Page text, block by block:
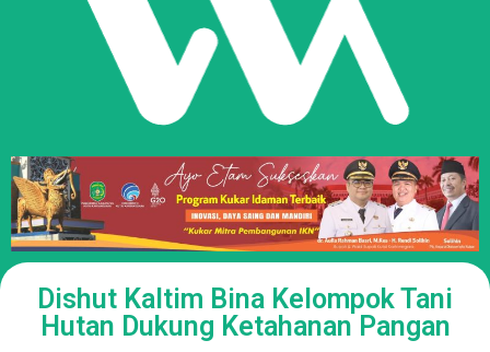
Dishut Kaltim Bina Kelompok Tani
Hutan Dukung Ketahanan Pangan